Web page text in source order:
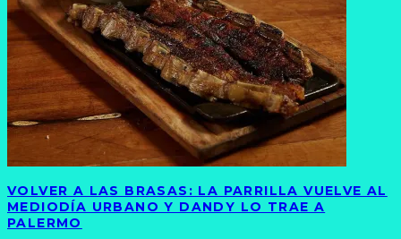
VOLVER A LAS BRASAS: LA PARRILLA VUELVE AL
MEDIODÍA URBANO Y DANDY LO TRAE A
PALERMO